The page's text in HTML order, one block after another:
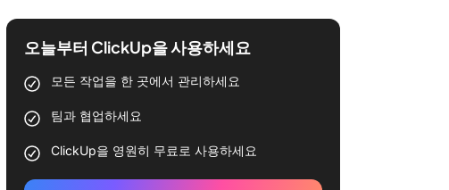
오늘부터 ClickUp을 사용하세요
모든 작업을 한 곳에서 관리하세요
팀과 협업하세요
ClickUp을 영원히 무료로 사용하세요